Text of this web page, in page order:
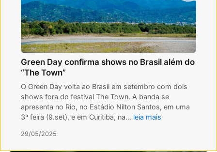
Green Day confirma shows no Brasil além do
“The Town”
O Green Day volta ao Brasil em setembro com dois
shows fora do festival The Town. A banda se
apresenta no Rio, no Estádio Nilton Santos, em uma
3ª feira (9.set), e em Curitiba, na… leia mais
29/05/2025